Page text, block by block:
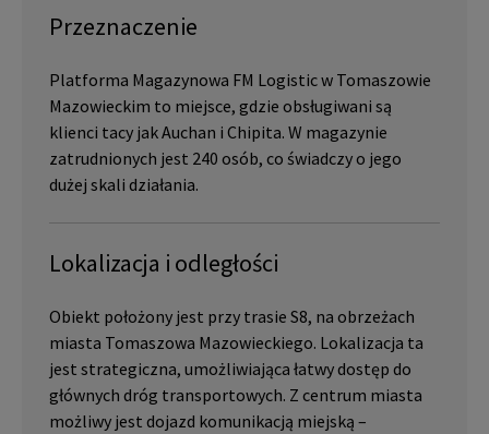
Przeznaczenie
Platforma Magazynowa FM Logistic w Tomaszowie
Mazowieckim to miejsce, gdzie obsługiwani są
klienci tacy jak Auchan i Chipita. W magazynie
zatrudnionych jest 240 osób, co świadczy o jego
dużej skali działania.
Lokalizacja i odległości
Obiekt położony jest przy trasie S8, na obrzeżach
miasta Tomaszowa Mazowieckiego. Lokalizacja ta
jest strategiczna, umożliwiająca łatwy dostęp do
głównych dróg transportowych. Z centrum miasta
możliwy jest dojazd komunikacją miejską –